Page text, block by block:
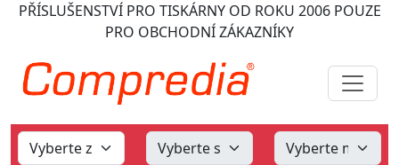
PŘÍSLUŠENSTVÍ PRO TISKÁRNY OD ROKU 2006POUZE
PRO OBCHODNÍ ZÁKAZNÍKY